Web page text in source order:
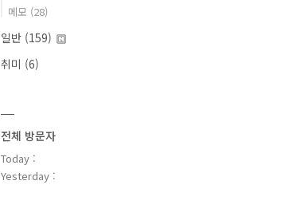
메모 (28)
일반 (159)
취미 (6)
전체 방문자
Today :
Yesterday :